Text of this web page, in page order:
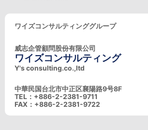
ワイズコンサルティンググループ
威志企管顧問股份有限公司
ワイズコンサルティング
Y's consulting.co.,ltd
中華民国台北市中正区襄陽路9号8F
TEL：+886-2-2381-9711
FAX：+886-2-2381-9722